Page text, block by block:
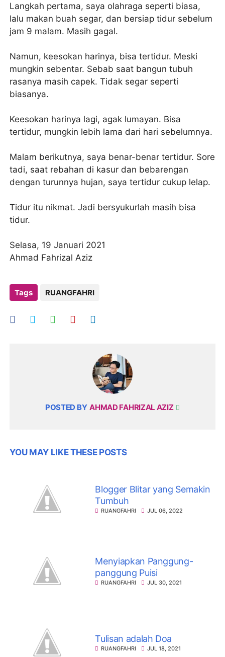
Langkah pertama, saya olahraga seperti biasa,
lalu makan buah segar, dan bersiap tidur sebelum
jam 9 malam. Masih gagal.
Namun, keesokan harinya, bisa tertidur. Meski
mungkin sebentar. Sebab saat bangun tubuh
rasanya masih capek. Tidak segar seperti
biasanya.
Keesokan harinya lagi, agak lumayan. Bisa
tertidur, mungkin lebih lama dari hari sebelumnya.
Malam berikutnya, saya benar-benar tertidur. Sore
tadi, saat rebahan di kasur dan bebarengan
dengan turunnya hujan, saya tertidur cukup lelap.
Tidur itu nikmat. Jadi bersyukurlah masih bisa
tidur.
Selasa, 19 Januari 2021
Ahmad Fahrizal Aziz
Tags RUANGFAHRI
POSTED BY AHMAD FAHRIZAL AZIZ
YOU MAY LIKE THESE POSTS
Blogger Blitar yang Semakin
Tumbuh
RUANGFAHRI JUL 06, 2022
Menyiapkan Panggung-
panggung Puisi
RUANGFAHRI JUL 30, 2021
Tulisan adalah Doa
RUANGFAHRI JUL 18, 2021